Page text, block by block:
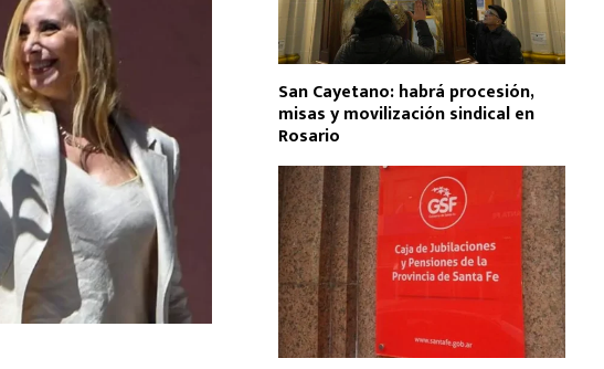
San Cayetano: habrá procesión,
misas y movilización sindical en
Rosario